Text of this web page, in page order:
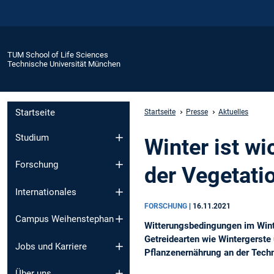
TUM School of Life Sciences
Technische Universität München
Startseite
Studium
Forschung
Internationales
Campus Weihenstephan
Jobs und Karriere
Startseite Presse Aktuelles
Winter ist
der
FORSCHUNG | 16.11.2021
Witterungsbedingungen im
Getreidearten wie
Pflanzenernährung an der